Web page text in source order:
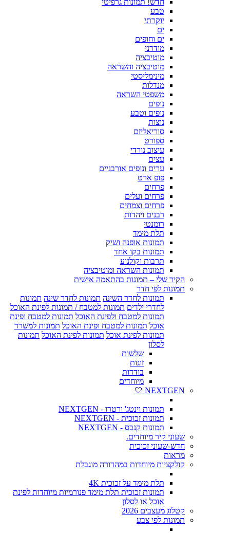
טבע
יוקרתי
ים
ים וחופים
מודרני
מוטיבציה
מוטיבציה והשראה
מינימליסטי
מנדלות
משפטי השראה
נופים
נופים וטבע
נוצות
סוריאליזם
ספורט
עיצוב נורדי
עצים
ערים ונופים אורבניים
פופ ארט
פרחים
פרחים ועלים
פרחים וצמחים
רבנים ויהדות
רומנטי
תלת מימד
תמונות אופנה ושיק
תמונות בקו אחד
תרבות וקולנוע
תמונות השראה ומוטיבציה
הקיר שלי – תמונות בהתאמה אישית
תמונות לפי חדר
תמונות לחדר השינה תמונות לחדר שינה תמונות
לחדרי ילדים תמונות למטבח / תמונות לפינת האוכל
תמונות למטבח ולפינת האוכל תמונות למטבח ופינת
אוכל תמונות למטבח ופינת האוכל תמונות למשרד
תמונות לפינת אוכל תמונות לפינת האוכל תמונות
לסלון
שלשות
זוגות
בודדות
מיוחדים
NEXTGEN 🤍
תמונות וינטג' ורטרו - NEXTGEN
תמונות זכוכית - NEXTGEN
תמונות קנבס - NEXTGEN
שעוני קיר מיוחדים.
חדש-שעוני זכוכית
מראות
קולקציות מיוחדות במהדורה מוגבלת
תלת מימד על זכוכית 4K
תמונות זכוכית תלת מימד פנורמיות מיוחדות לפינת
אוכל או לסלון
קטלוג מעצבים 2026
תמונות לפי צבע